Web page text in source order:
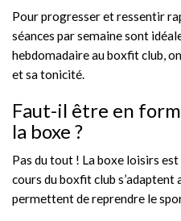
Pour progresser et ressentir
séances par semaine sont
hebdomadaire au boxfit club,
et sa tonicité.
Faut-il être en
la boxe ?
Pas du tout ! La boxe loisirs
cours du boxfit club s’adaptent
permettent de reprendre le